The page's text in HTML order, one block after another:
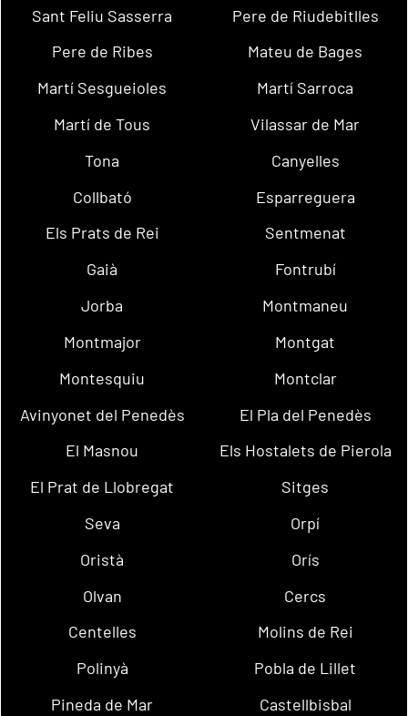
Sant Feliu Sasserra
Pere de Riudebitlles
Pere de Ribes
Mateu de Bages
Martí Sesgueioles
Martí Sarroca
Martí de Tous
Vilassar de Mar
Tona
Canyelles
Collbató
Esparreguera
Els Prats de Rei
Sentmenat
Gaià
Fontrubí
Jorba
Montmaneu
Montmajor
Montgat
Montesquiu
Montclar
Avinyonet del Penedès
El Pla del Penedès
El Masnou
Els Hostalets de Pierola
El Prat de Llobregat
Sitges
Seva
Orpí
Oristà
Orís
Olvan
Cercs
Centelles
Molins de Rei
Polinyà
Pobla de Lillet
Pineda de Mar
Castellbisbal